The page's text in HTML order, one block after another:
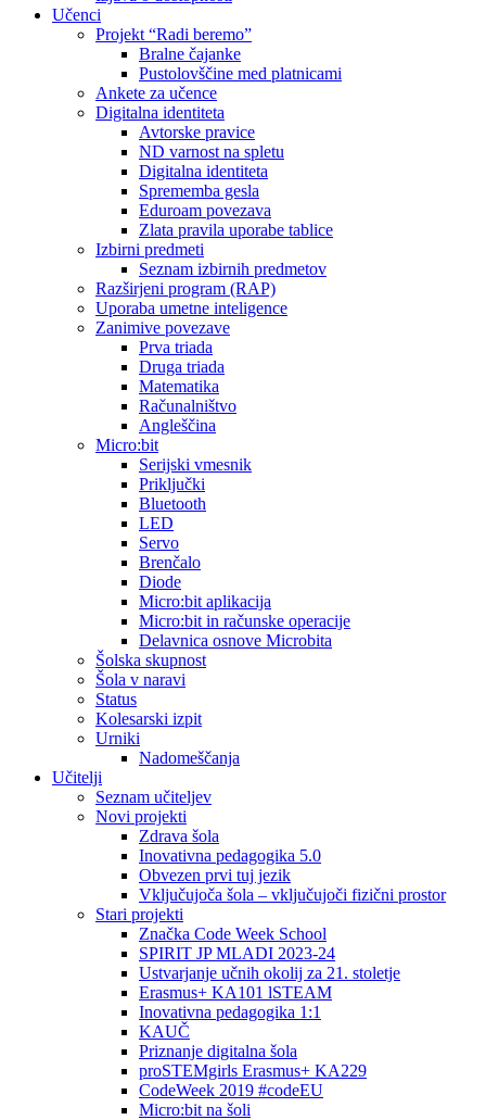
Učenci
Projekt “Radi beremo”
Bralne čajanke
Pustolovščine med platnicami
Ankete za učence
Digitalna identiteta
Avtorske pravice
ND varnost na spletu
Digitalna identiteta
Sprememba gesla
Eduroam povezava
Zlata pravila uporabe tablice
Izbirni predmeti
Seznam izbirnih predmetov
Razširjeni program (RAP)
Uporaba umetne inteligence
Zanimive povezave
Prva triada
Druga triada
Matematika
Računalništvo
Angleščina
Micro:bit
Serijski vmesnik
Priključki
Bluetooth
LED
Servo
Brenčalo
Diode
Micro:bit aplikacija
Micro:bit in računske operacije
Delavnica osnove Microbita
Šolska skupnost
Šola v naravi
Status
Kolesarski izpit
Urniki
Nadomeščanja
Učitelji
Seznam učiteljev
Novi projekti
Zdrava šola
Inovativna pedagogika 5.0
Obvezen prvi tuj jezik
Vključujoča šola – vključujoči fizični prostor
Stari projekti
Značka Code Week School
SPIRIT JP MLADI 2023-24
Ustvarjanje učnih okolij za 21. stoletje
Erasmus+ KA101 lSTEAM
Inovativna pedagogika 1:1
KAUČ
Priznanje digitalna šola
proSTEMgirls Erasmus+ KA229
CodeWeek 2019 #codeEU
Micro:bit na šoli